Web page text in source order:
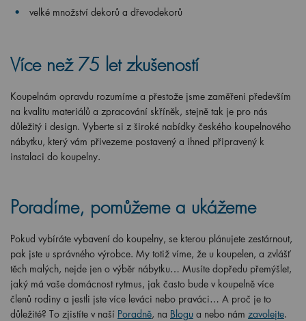
velké množství dekorů a dřevodekorů
Více než 75 let zkušeností
Koupelnám opravdu rozumíme a přestože jsme zaměřeni především
na kvalitu materiálů a zpracování skříněk, stejně tak je pro nás
důležitý i design. Vyberte si z široké nabídky českého koupelnového
nábytku, který vám přivezeme postavený a ihned připravený k
instalaci do koupelny.
Poradíme, pomůžeme a ukážeme
Pokud vybíráte vybavení do koupelny, se kterou plánujete zestárnout,
pak jste u správného výrobce. My totiž víme, že u koupelen, a zvlášť
těch malých, nejde jen o výběr nábytku… Musíte dopředu přemýšlet,
jaký má vaše domácnost rytmus, jak často bude v koupelně více
členů rodiny a jestli jste více leváci nebo praváci… A proč je to
důležité? To zjistíte v naší Poradně, na Blogu a nebo nám zavolejte.